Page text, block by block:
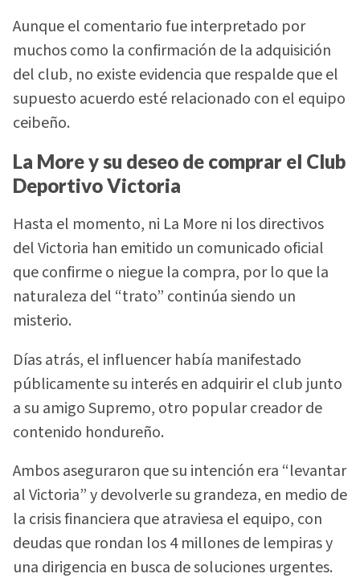
Aunque el comentario fue interpretado por
muchos como la confirmación de la adquisición
del club, no existe evidencia que respalde que el
supuesto acuerdo esté relacionado con el equipo
ceibeño.
La More y su deseo de comprar el Club
Deportivo Victoria
Hasta el momento, ni La More ni los directivos
del Victoria han emitido un comunicado oficial
que confirme o niegue la compra, por lo que la
naturaleza del “trato” continúa siendo un
misterio.
Días atrás, el influencer había manifestado
públicamente su interés en adquirir el club junto
a su amigo Supremo, otro popular creador de
contenido hondureño.
Ambos aseguraron que su intención era “levantar
al Victoria” y devolverle su grandeza, en medio de
la crisis financiera que atraviesa el equipo, con
deudas que rondan los 4 millones de lempiras y
una dirigencia en busca de soluciones urgentes.